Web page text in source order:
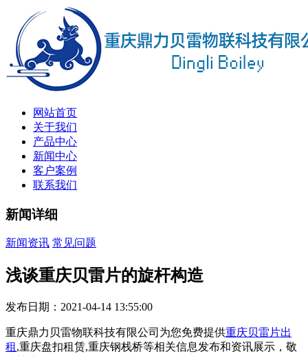
网站首页
关于我们
产品中心
新闻中心
客户案例
联系我们
新闻详细
新闻资讯 常见问题
浅谈重庆贝雷片的旋杆构造
发布日期：2021-04-14 13:55:00
重庆鼎力贝雷物联科技有限公司为您免费提供重庆贝雷片出
租 ,重庆盘扣租赁,重庆钢栈桥等相关信息发布和资讯展示，敬